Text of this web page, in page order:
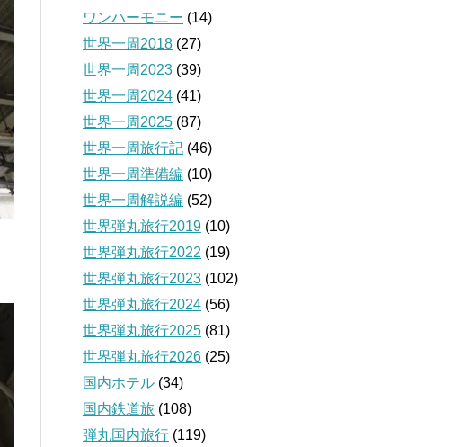
ワンハーモニー (14)
世界一周2018 (27)
世界一周2023 (39)
世界一周2024 (41)
世界一周2025 (87)
世界一周旅行記 (46)
世界一周準備編 (10)
世界一周解説編 (52)
世界弾丸旅行2019 (10)
世界弾丸旅行2022 (19)
世界弾丸旅行2023 (102)
世界弾丸旅行2024 (56)
世界弾丸旅行2025 (81)
世界弾丸旅行2026 (25)
国内ホテル (34)
国内鉄道旅 (108)
弾丸国内旅行 (119)